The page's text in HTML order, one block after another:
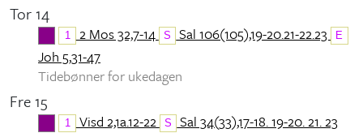
Tor 14
1 2 Mos 32,7-14 S Sal 106(105),19-20.21-22.23 E
Joh 5,31-47
Tidebønner for ukedagen
Fre 15
1 Visd 2,1a.12-22 S Sal 34(33),17-18. 19-20. 21. 23